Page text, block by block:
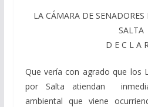
LA CÁMARA DE
SALTA
D E C L A
Que vería con agrado que los
por Salta atiendan
ambiental que viene